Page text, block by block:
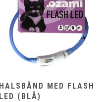
HALSBÅND MED FLASH
LED (BLÅ)